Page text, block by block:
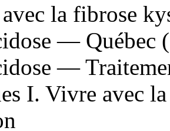
la fibrose
— Québec
—
I. Vivre avec